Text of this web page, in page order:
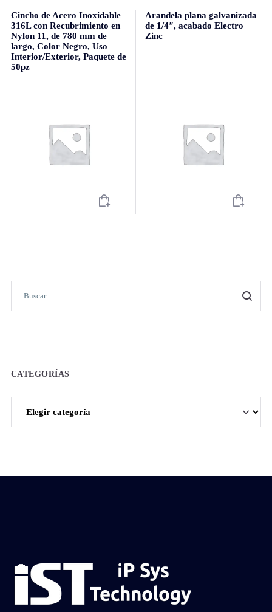
Cincho de Acero Inoxidable
316L con Recubrimiento en
Nylon 11, de 780 mm de
largo, Color Negro, Uso
Interior/Exterior, Paquete de
50pz
Arandela plana galvanizada
de 1/4″, acabado Electro
Zinc
CATEGORÍAS